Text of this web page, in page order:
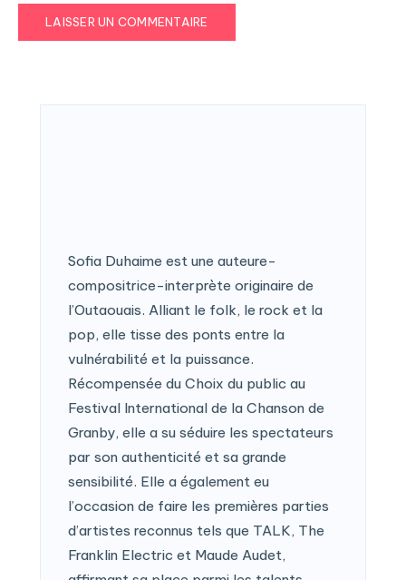
Sofia Duhaime est une auteure-
compositrice-interprète originaire de
l’Outaouais. Alliant le folk, le rock et la
pop, elle tisse des ponts entre la
vulnérabilité et la puissance.
Récompensée du Choix du public au
Festival International de la Chanson de
Granby, elle a su séduire les spectateurs
par son authenticité et sa grande
sensibilité. Elle a également eu
l’occasion de faire les premières parties
d’artistes reconnus tels que TALK, The
Franklin Electric et Maude Audet,